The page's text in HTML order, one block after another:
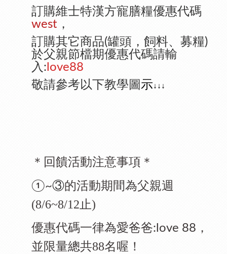
訂購維士特漢方寵膳糧優惠代碼
west ，
訂購其它商品(罐頭，飼料、募糧)
於父親節檔期優惠代碼請輸
入: love88
敬請參考以下教學圖 示↓↓↓
＊回饋活動注意事項＊
①~③的活動期間為父親週
(8/6~8/12止)
優惠代碼一律為愛爸爸:love 88，
並限量總共88名喔！